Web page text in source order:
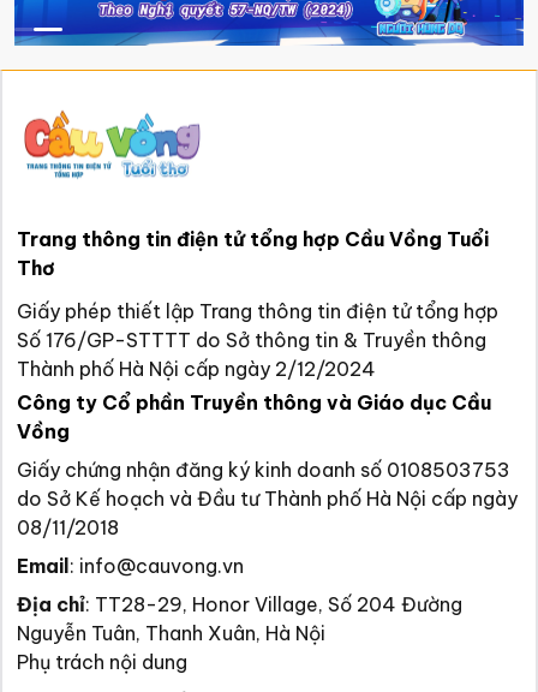
Trang thông tin điện tử tổng hợp Cầu Vồng Tuổi
Thơ
Giấy phép thiết lập Trang thông tin điện tử tổng hợp
Số 176/GP-STTTT do Sở thông tin & Truyền thông
Thành phố Hà Nội cấp ngày 2/12/2024
Công ty Cổ phần Truyền thông và Giáo dục Cầu
Vồng
Giấy chứng nhận đăng ký kinh doanh số 0108503753
do Sở Kế hoạch và Đầu tư Thành phố Hà Nội cấp ngày
08/11/2018
Email : info@cauvong.vn
Địa chỉ: TT28-29, Honor Village, Số 204 Đường
Nguyễn Tuân, Thanh Xuân, Hà Nội
Phụ trách nội dung